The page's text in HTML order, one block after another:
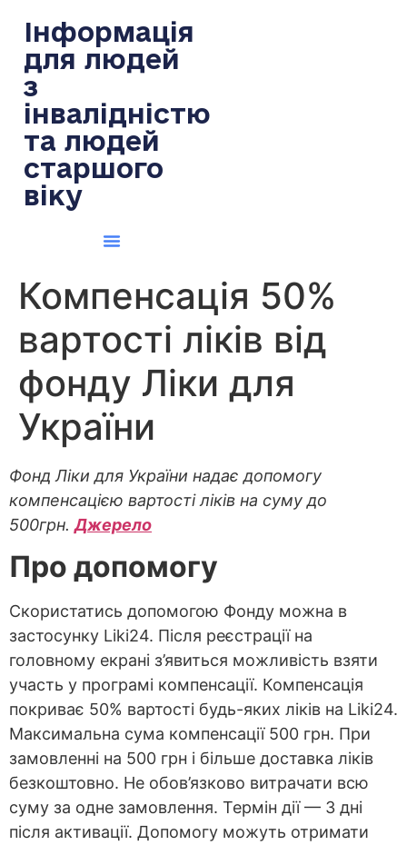
Інформація
для людей
з
інвалідністю
та людей
старшого
віку
Компенсація 50%
вартості ліків від
фонду Ліки для
України
Фонд Ліки для України надає допомогу
компенсацією вартості ліків на суму до
500грн.Джерело
Про допомогу
Скористатись допомогою Фонду можна в
застосунку Liki24. Після реєстрації на
головному екрані з’явиться можливість взяти
участь у програмі компенсації. Компенсація
покриває 50% вартості будь-яких ліків на Liki24.
Максимальна сума компенсації 500 грн. При
замовленні на 500 грн і більше доставка ліків
безкоштовно. Не обов’язково витрачати всю
суму за одне замовлення. Термін дії — 3 дні
після активації. Допомогу можуть отримати